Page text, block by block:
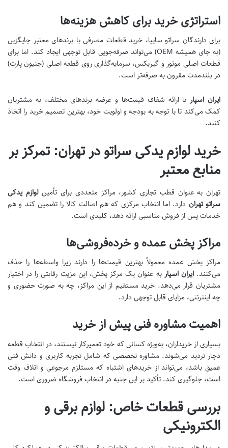
استراتژی خرید برای کاهش هزینه‌ها
برای دارندگان سراتو سایپا، خرید قطعات مصرفی با برندهای معتبر جایگزین
(به جای همیشه OEM) می‌تواند صرفه‌جویی قابل توجهی ایجاد کند. اما برای
قطعات اصلی موتور و گیربکس، سرمایه‌گذاری روی قطعه اصلی (جنیون پارت)
در بلندمدت مقرون به صرفه‌تر است.
ایران اسپار با ارائه شفاف قیمت‌ها و عرضه برندهای مختلف، به مشتریان
کمک می‌کند تا با توجه به بودجه و اولویت خود، بهترین تصمیم خرید را اتخاذ
کنند.
خرید لوازم یدکی سراتو در تهران: تمرکز بر
منابع معتبر
تهران به عنوان قطب تجاری کشور، مراکز متعددی برای تأمینلوازم یدکی
سراتو تهران دارد. اما انتخاب مرکزی که هم اصالت کالا را تضمین کند و هم
خدمات پس از فروش مناسبی ارائه دهد، کلیدی است.
مراکز پخش عمده و خرده‌فروشی‌ها
مراکز پخش عمده معمولاً بهترین قیمت‌ها را دارند زیرا واسطه‌ها را حذف
می‌کنند.ایران اسپار به عنوان یک مرکز پخش، این مزیت رقابتی را در اختیار
مشتریان قرار می‌دهد. خرید مستقیم از این مراکز، چه به صورت حضوری و
چه اینترنتی، مزایای قابل توجهی دارد.
اهمیت مشاوره فنی پیش از خرید
بسیاری از خریداران، به‌ویژه کسانی که خود تعمیرکار نیستند، در انتخاب قطعه
دچار تردید می‌شوند. مشاوره تخصصی که شامل تجربه کاربری و دانش فنی
عمیق باشد، می‌تواند از خریدهای اشتباه که مستلزم مرجوعی و اتلاف وقت
است، جلوگیری کند. تأکید بر این جنبه در انتخاب فروشگاه ضروری است.
بررسی قطعات خاص: لوازم برقی و
الکترونیکی